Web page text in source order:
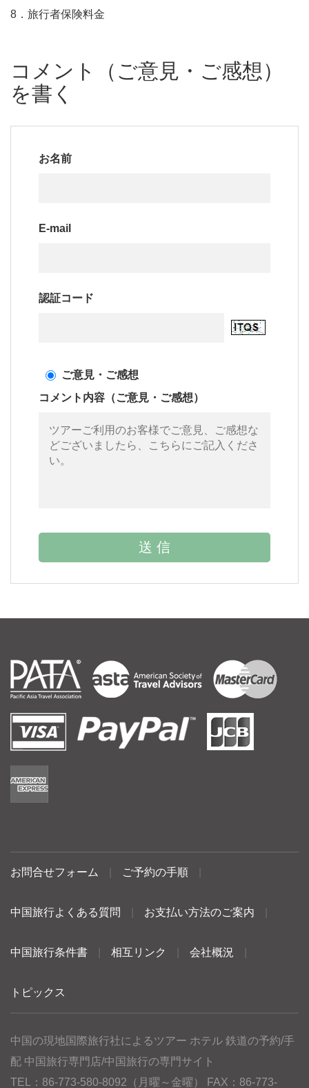
8．旅行者保険料金
コメント（ご意見・ご感想）
を書く
お名前
E-mail
認証コード
ご意見・ご感想
コメント内容（ご意見・ご感想）
お問合せフォーム ご予約の手順
中国旅行よくある質問 お支払い方法のご案内
中国旅行条件書 相互リンク 会社概況
トピックス
中国の現地国際旅行社によるツアー ホテル 鉄道の予約/手
配 中国旅行専門店/中国旅行の専門サイト
TEL：86-773-580-8092（月曜～金曜） FAX：86-773-